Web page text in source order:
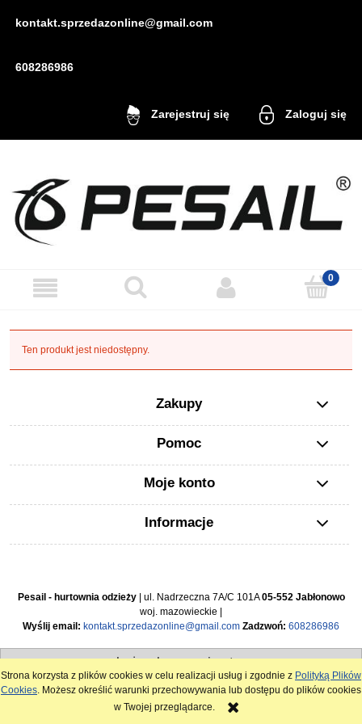
Strona korzysta z plików cookies w celu realizacji usług i zgodnie z Polityką Plików
Cookies. Możesz określić warunki przechowywania lub dostępu do plików cookies
w Twojej przeglądarce.
kontakt.sprzedazonline@gmail.com
608286986
Zarejestruj się Zaloguj się
Ten produkt jest niedostępny.
Zakupy
Pomoc
Moje konto
Informacje
Pesail - hurtownia odzieży| ul. Nadrzeczna 7A/C 101A05-552 Jabłonowo
woj. mazowieckie |
Wyślij email: kontakt.sprzedazonline@gmail.com Zadzwoń: 608286986
pokaż pełną wersję strony
Sklep internetowy Shoper.pl